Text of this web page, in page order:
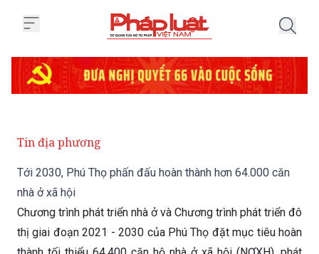
Tới 2030, Phú Thọ phấn đấu hoàn thành hơn 64.000 căn
Chương trình phát triển nhà ở và Chương trình phát triển đô
thị giai đoạn 2021 - 2030 của Phú Thọ đặt mục tiêu hoàn
thành tối thiểu 64.400 căn hộ nhà ở xã hội (NƠXH), phát
triển hệ thống đô thị đồng bộ, hiện đại, nâng cao chất